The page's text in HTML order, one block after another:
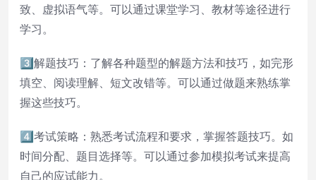
致、虚拟语气等。可以通过课堂学习、教材等途径进行
学习。
3️⃣解题技巧：了解各种题型的解题方法和技巧，如完形
填空、阅读理解、短文改错等。可以通过做题来熟练掌
握这些技巧。
4️⃣考试策略：熟悉考试流程和要求，掌握答题技巧。如
时间分配、题目选择等。可以通过参加模拟考试来提高
自己的应试能力。